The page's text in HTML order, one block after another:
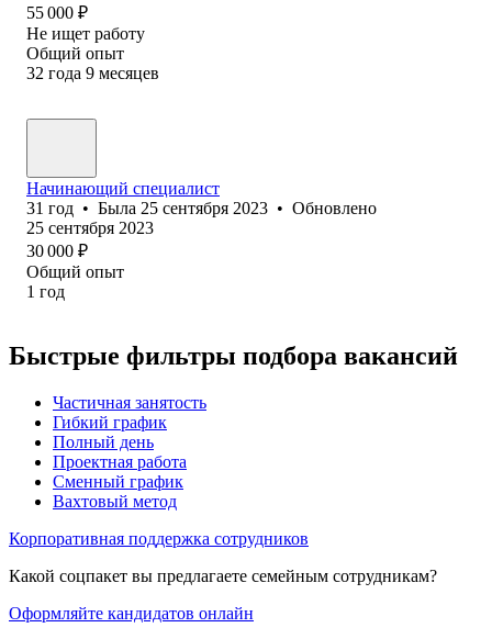
55 000 ₽
Не ищет работу
Общий опыт
32 года 9 месяцев
Начинающий специалист
31 год • Была 25 сентября 2023 • Обновлено
25 сентября 2023
30 000 ₽
Общий опыт
1 год
Быстрые фильтры подбора вакансий
Частичная занятость
Гибкий график
Полный день
Проектная работа
Сменный график
Вахтовый метод
Корпоративная поддержка сотрудников
Какой соцпакет вы предлагаете семейным сотрудникам?
Оформляйте кандидатов онлайн